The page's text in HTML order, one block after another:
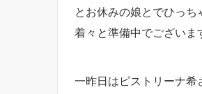
とお休みの娘とでひっ
着々と準備中でござい
一昨日はピストリーナ